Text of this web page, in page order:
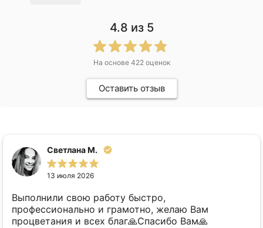
4.8 из 5
На основе 422оценок
Оставить отзыв
Светлана М.
13 июля 2026
Выполнили свою работу быстро,
профессионально и грамотно, желаю Вам
процветания и всех благ🙏Спасибо Вам🙏